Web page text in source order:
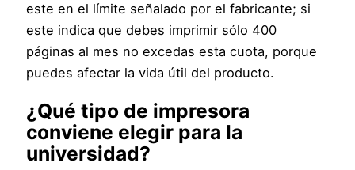
este en el límite señalado por el fabricante; si
este indica que debes imprimir sólo 400
páginas al mes no excedas esta cuota, porque
puedes afectar la vida útil del producto.
¿Qué tipo de impresora
conviene elegir para la
universidad?